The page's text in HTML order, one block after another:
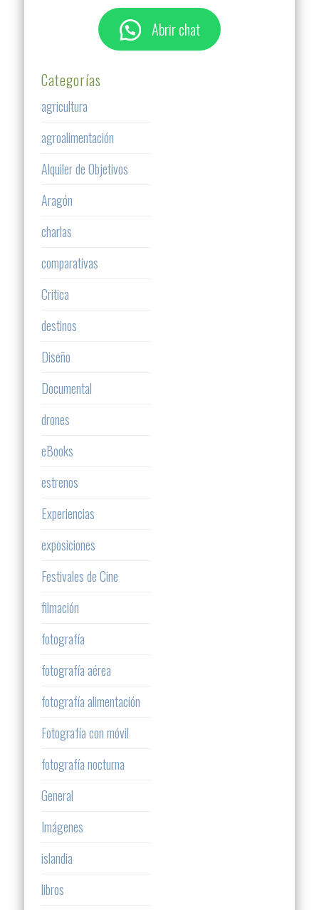
Abrir chat
Categorías
agricultura
agroalimentación
Alquiler de Objetivos
Aragón
charlas
comparativas
Critica
destinos
Diseño
Documental
drones
eBooks
estrenos
Experiencias
exposiciones
Festivales de Cine
filmación
fotografía
fotografía aérea
fotografía alimentación
Fotografía con móvil
fotografía nocturna
General
Imágenes
islandia
libros